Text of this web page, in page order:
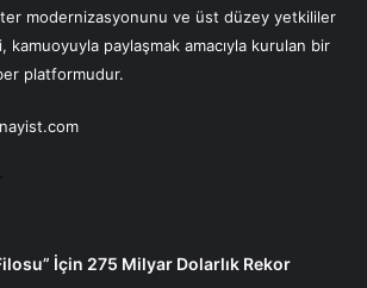
modernizasyonunu ve üst düzey yetkililer
kamuoyuyla paylaşmak amacıyla kurulan bir
platformudur.
İçin 275 Milyar Dolarlık Rekor